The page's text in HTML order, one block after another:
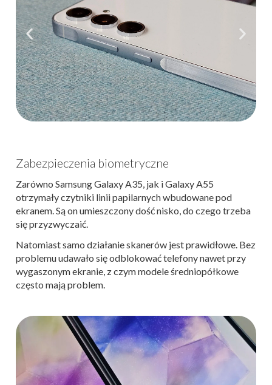
Zabezpieczenia biometryczne
Zarówno Samsung Galaxy A35, jak i Galaxy A55
otrzymały czytniki linii papilarnych wbudowane pod
ekranem. Są on umieszczony dość nisko, do czego trzeba
się przyzwyczaić.
Natomiast samo działanie skanerów jest prawidłowe. Bez
problemu udawało się odblokować telefony nawet przy
wygaszonym ekranie, z czym modele średniopółkowe
często mają problem.